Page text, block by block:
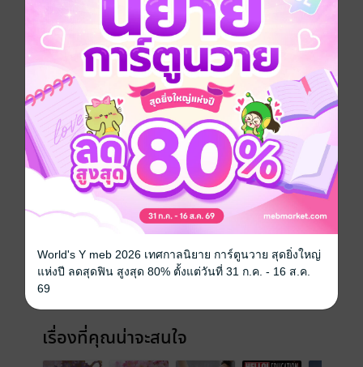
ไอ้ขวัญถูกแม่ใหญ่คำเตะด่งไปอยู่กับป้าที่กรุงเทพฯ
ทำให้ได้พบกับคุณเสือและลูกสาว
เจ้านายทั้งสองเอ็นดูมันทั้งคู่
เสียอยู่อย่างเดียวคุณนายของบ้านไม่ชอบมัน!
Boy love / Yaoi
ประเภทไฟล์ pdf, epub (สารบัญ)
ความยาว 323 หน้า (≈ 84,697 คำ)
ราคาปก
เรื่องที่คุณน่าจะสนใจ
World's Y meb 2026 เทศกาลนิยาย การ์ตูนวาย สุดยิ่งใหญ่
แห่งปี ลดสุดฟิน สูงสุด 80% ตั้งแต่วันที่ 31 ก.ค. - 16 ส.ค.
69